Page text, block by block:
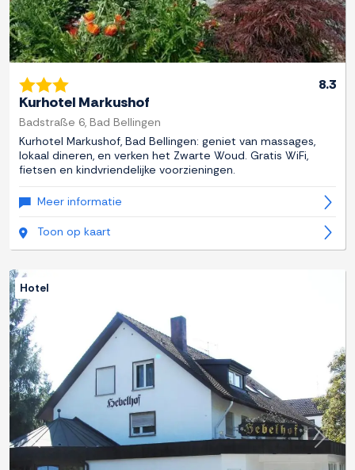
8.3
Kurhotel Markushof
Badstraße 6, Bad Bellingen
Kurhotel Markushof, Bad Bellingen: geniet van massages,
lokaal dineren, en verken het Zwarte Woud. Gratis WiFi,
fietsen en kindvriendelijke voorzieningen.
Meer informatie
Toon op kaart
Previous Next
Hotel